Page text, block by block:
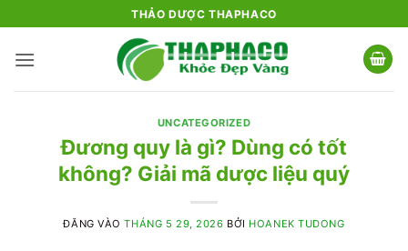
qua
nội
THẢO DƯỢC THAPHACO
UNCATEGORIZED
Đương quy là gì? Dùng có tốt
không? Giải mã dược liệu quý
ĐĂNG VÀOTHÁNG 5 29, 2026 BỞI HOANEK TUDONG